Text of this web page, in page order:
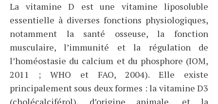
La vitamine D est une vitamine liposoluble
essentielle à diverses fonctions physiologiques,
notamment la santé osseuse, la fonction
musculaire, l’immunité et la régulation de
l’homéostasie du calcium et du phosphore (IOM,
2011 ; WHO et FAO, 2004). Elle existe
principalement sous deux formes : la vitamine D3